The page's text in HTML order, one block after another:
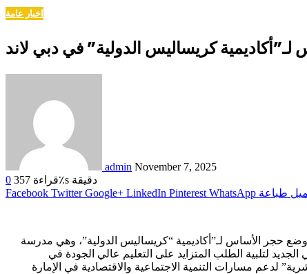
اخبار عامة
كريساليس الدولية” في دبي لاند
admin November 7, 2025
0 357
قراءة٪s دقيقة
Facebook Twitter Google+ LinkedIn Pinterest WhatsApp طباعة
وضع حجر الأساس لـ”أكاديمية “كريساليس الدولية”، وهي مدرسة
لتلبية الطلب المتزايد على التعليم عالي الجودة في